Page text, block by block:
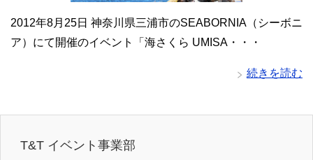
2012年8月25日 神奈川県三浦市のSEABORNIA（シーボニ
ア）にて開催のイベント「海さくら UMISA・・・
続きを読む
T&T イベント事業部